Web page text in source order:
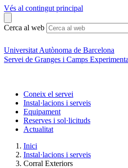
Vés al contingut principal
Cerca al web
Universitat Autònoma de Barcelona
Servei de Granges i Camps
Coneix el servei
Instal·lacions i serveis
Equipament
Reserves i sol·licituds
Actualitat
Inici
Instal·lacions i serveis
Corral Exteriors